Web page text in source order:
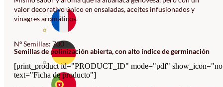
valor decorativo único en ensaladas, aceites infusionados y
vinagres aromáticos.
Nº Semillas: 700
Semillas de polinización abierta, con alto índice de germinación
[print_product id="PRODUCT_ID" mode="pdf"
text="Ficha de producto"]